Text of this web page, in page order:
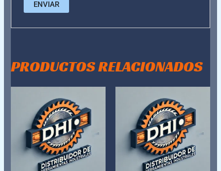
PRODUCTOS RELACIONADOS